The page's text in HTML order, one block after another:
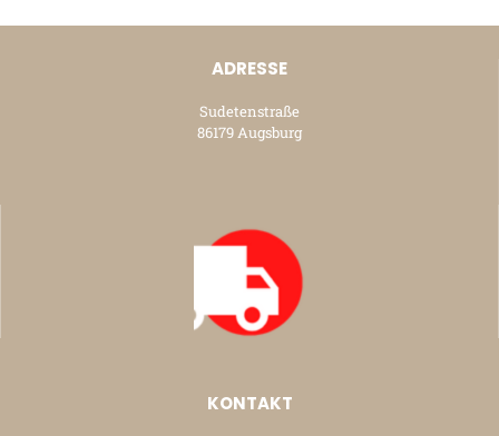
ADRESSE
Sudetenstraße
86179 Augsburg
KONTAKT